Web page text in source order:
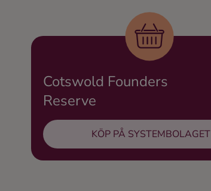
Cotswold Founders
Reserve
KÖP PÅ SYSTEMBOLAGET